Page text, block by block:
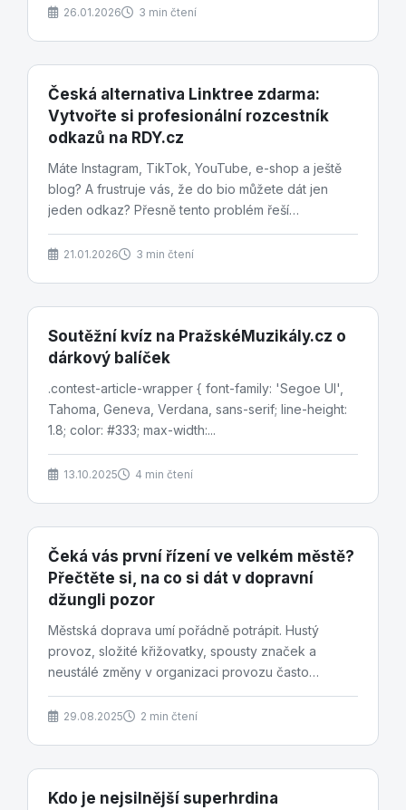
26.01.2026 3 min čtení
Česká alternativa Linktree zdarma:
Vytvořte si profesionální rozcestník
odkazů na RDY.cz
Máte Instagram, TikTok, YouTube, e-shop a ještě
blog? A frustruje vás, že do bio můžete dát jen
jeden odkaz? Přesně tento problém řeší
rozcestníky...
21.01.2026 3 min čtení
Soutěžní kvíz na PražskéMuzikály.cz o
dárkový balíček
.contest-article-wrapper { font-family: 'Segoe UI',
Tahoma, Geneva, Verdana, sans-serif; line-height:
1.8; color: #333; max-width:...
13.10.2025 4 min čtení
Čeká vás první řízení ve velkém městě?
Přečtěte si, na co si dát v dopravní
džungli pozor
Městská doprava umí pořádně potrápit. Hustý
provoz, složité křižovatky, spousty značek a
neustálé změny v organizaci provozu často
dostanou do úzkých...
29.08.2025 2 min čtení
Kdo je nejsilnější superhrdina